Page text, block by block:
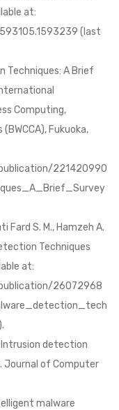
at:
(last
Techniques: A Brief
Computing,
Fukuoka,
221420990
Fard S. M., Hamzeh A.
Techniques
at:
26072968
Intrusion detection
Journal of Computer
malware